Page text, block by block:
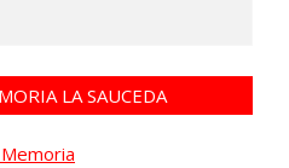
LA SAUCEDA